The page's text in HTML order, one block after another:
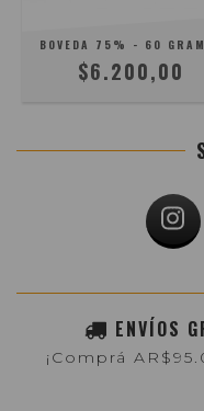
BOVEDA 75% - 60
$6.200,00
ENVÍOS
¡Comprá